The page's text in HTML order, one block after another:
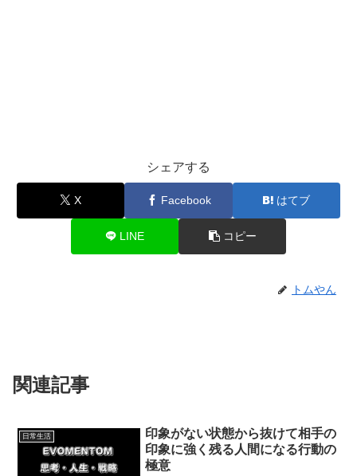
シェアする
X Facebook はてブ
LINE コピー
トムやん
関連記事
日常生活
印象がない状態から抜けて相手の
印象に強く残る人間になる行動の
極意